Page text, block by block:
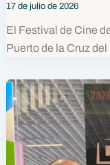
17 de julio de 2026
El Festival de Cine
Puerto de la Cruz